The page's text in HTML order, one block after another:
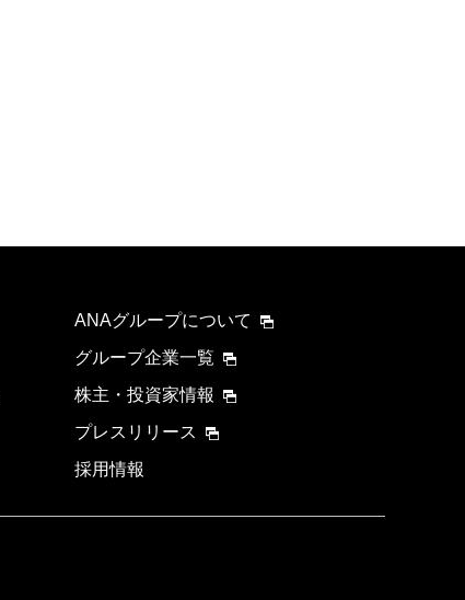
ANAグループについて
グループ企業一覧
株主・投資家情報
プレスリリース
採用情報